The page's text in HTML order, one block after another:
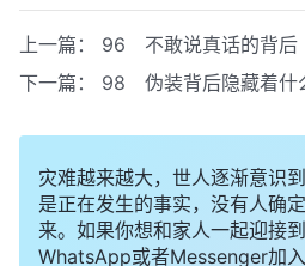
上一篇： 96 不敢说真话的背后
下一篇： 98 伪装背后隐藏着什
灾难越来越大，世人逐渐意识
是正在发生的事实，没有人确
来。如果你想和家人一起迎接
WhatsApp或者Messenger加